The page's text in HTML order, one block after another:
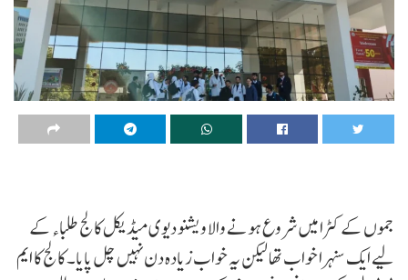
جموں کے کٹرا میں شروع ہونے والا ویشنو دیوی میڈیکل کالج طلباء کے
لیے ایک سنہرا خواب تھا لیکن یہ خواب زیادہ دن نہیں چل پایا۔ کالج کا ایم